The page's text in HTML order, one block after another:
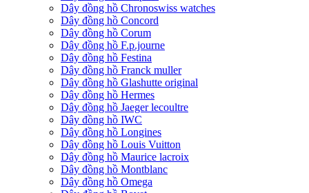
Dây đồng hồ Chronoswiss watches
Dây đồng hồ Concord
Dây đồng hồ Corum
Dây đồng hồ F.p.journe
Dây đồng hồ Festina
Dây đồng hồ Franck muller
Dây đồng hồ Glashutte original
Dây đồng hồ Hermes
Dây đồng hồ Jaeger lecoultre
Dây đồng hồ IWC
Dây đồng hồ Longines
Dây đồng hồ Louis Vuitton
Dây đồng hồ Maurice lacroix
Dây đồng hồ Montblanc
Dây đồng hồ Omega